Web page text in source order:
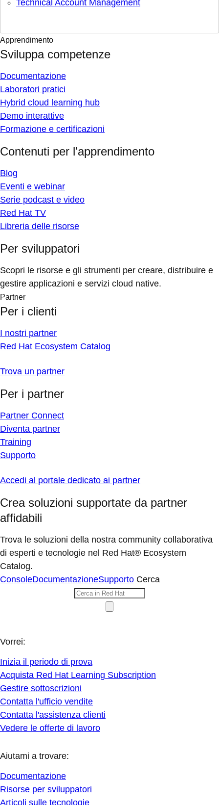
Technical Account Management
Apprendimento
Sviluppa competenze
Documentazione
Laboratori pratici
Hybrid cloud learning hub
Demo interattive
Formazione e certificazioni
Contenuti per l'apprendimento
Blog
Eventi e webinar
Serie podcast e video
Red Hat TV
Libreria delle risorse
Per sviluppatori
Scopri le risorse e gli strumenti per creare, distribuire e
gestire applicazioni e servizi cloud native.
Partner
Per i clienti
I nostri partner
Red Hat Ecosystem Catalog
Trova un partner
Per i partner
Partner Connect
Diventa partner
Training
Supporto
Accedi al portale dedicato ai partner
Crea soluzioni supportate da partner
affidabili
Trova le soluzioni della nostra community collaborativa
di esperti e tecnologie nel Red Hat® Ecosystem
Catalog.
ConsoleDocumentazioneSupporto Cerca
Vorrei:
Inizia il periodo di prova
Acquista Red Hat Learning Subscription
Gestire sottoscrizioni
Contatta l'ufficio vendite
Contatta l'assistenza clienti
Vedere le offerte di lavoro
Aiutami a trovare:
Documentazione
Risorse per sviluppatori
Articoli sulle tecnologie